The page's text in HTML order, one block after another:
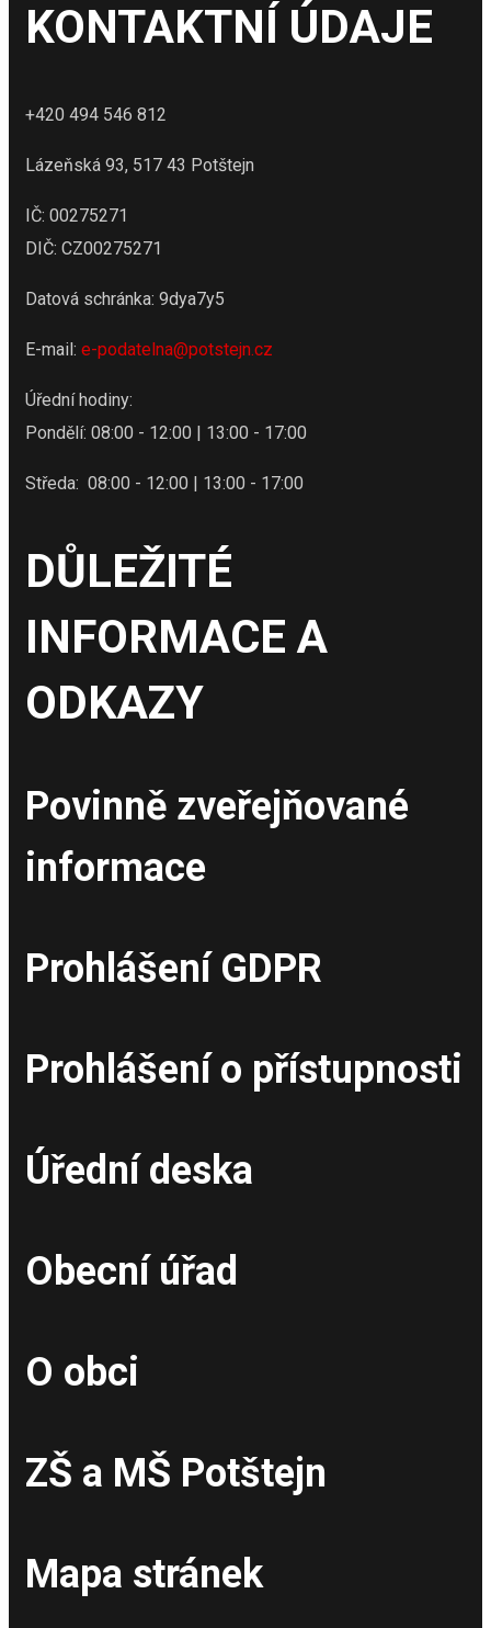
KONTAKTNÍ ÚDAJE
+420 494 546 812
Lázeňská 93, 517 43 Potštejn
IČ: 00275271
DIČ: CZ00275271
Datová schránka: 9dya7y5
E-mail: e-podatelna@potstejn.cz
Úřední hodiny:
Pondělí: 08:00 - 12:00 | 13:00 - 17:00
Středa: 08:00 - 12:00 | 13:00 - 17:00
DŮLEŽITÉ
INFORMACE A
ODKAZY
Povinně zveřejňované
informace
Prohlášení GDPR
Prohlášení o přístupnosti
Úřední deska
Obecní úřad
O obci
ZŠ a MŠ Potštejn
Mapa stránek